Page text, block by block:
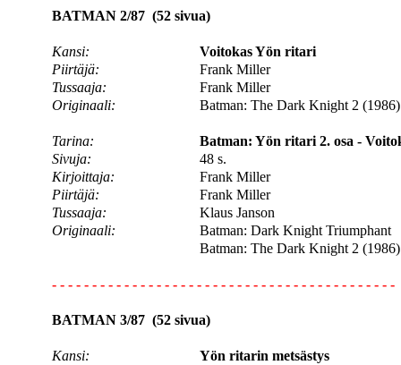
BATMAN 2/87 (52 sivua)
Kansi:
Voitokas Yön ritari
Piirtäjä:
Frank Miller
Tussaaja:
Frank Miller
Originaali:
Batman: The Dark Knight 2 (1986)
Tarina:
Batman: Yön ritari 2. osa -
Sivuja:
48 s.
Kirjoittaja:
Frank Miller
Piirtäjä:
Frank Miller
Tussaaja:
Klaus Janson
Originaali:
Batman: Dark Knight Triumphant
Batman: The Dark Knight 2 (1986)
- - - - - - - - - - - - - - - - - - - - - - - - - - - - - - - - - - - - - - - - - - -
BATMAN 3/87 (52 sivua)
Kansi:
Yön ritarin metsästys